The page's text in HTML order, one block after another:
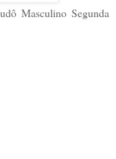
Masculino Segunda